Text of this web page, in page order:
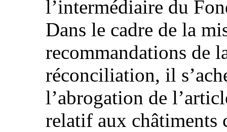
l’intermédiaire du
Dans le cadre de la
recommandations de
réconciliation, il
l’abrogation de
relatif aux châtiments